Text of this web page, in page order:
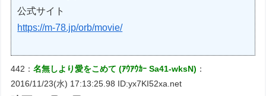
公式サイト
https://m-78.jp/orb/movie/
442：名無しより愛をこめて (ｱｳｱｳｶｰ Sa41-wksN) ：
2016/11/23(水) 17:13:25.98 ID:yx7KI52xa.net